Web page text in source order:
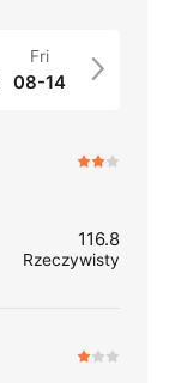
Fri
08-14
116.8
Rzeczywisty